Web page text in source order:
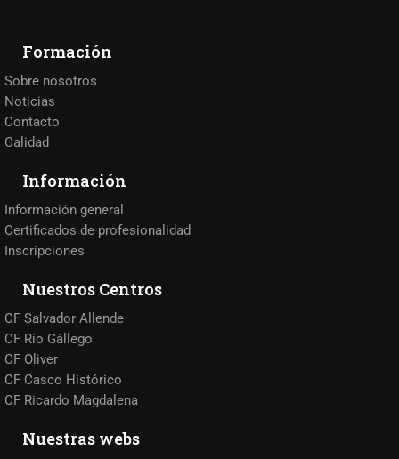
Formación
Sobre nosotros
Noticias
Contacto
Calidad
Información
Información general
Certificados de profesionalidad
Inscripciones
Nuestros Centros
CF Salvador Allende
CF Río Gállego
CF Oliver
CF Casco Histórico
CF Ricardo Magdalena
Nuestras webs